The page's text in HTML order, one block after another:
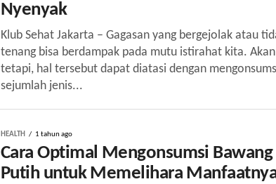
Nyenyak
Klub Sehat Jakarta – Gagasan yang bergejolak atau
tenang bisa berdampak pada mutu istirahat kita. Akan
tetapi, hal tersebut dapat diatasi dengan
sejumlah jenis...
HEALTH 1 tahun ago
Cara Optimal Mengonsumsi Bawang
Putih untuk Memelihara